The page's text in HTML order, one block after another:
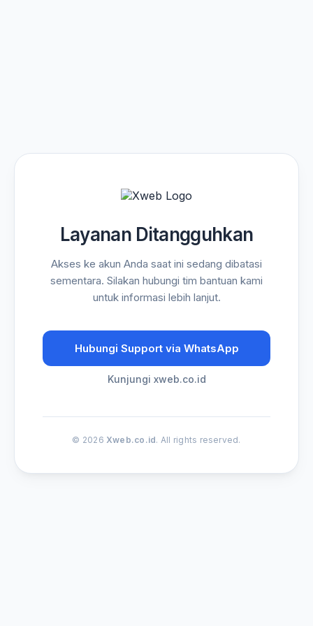
Layanan Ditangguhkan
Akses ke akun Anda saat ini sedang dibatasi
sementara. Silakan hubungi tim bantuan kami
untuk informasi lebih lanjut.
Hubungi Support via WhatsApp
Kunjungi xweb.co.id
© 2026 Xweb.co.id. All rights reserved.